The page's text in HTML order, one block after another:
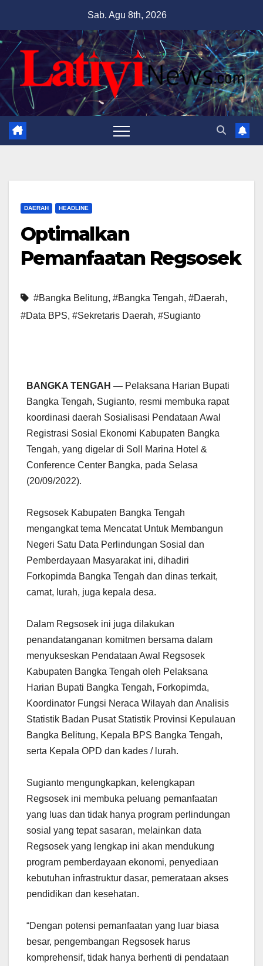
content
Sab. Agu 8th, 2026
DAERAH HEADLINE
Optimalkan
Pemanfaatan Regsosek
#Bangka Belitung, #Bangka Tengah, #Daerah,
#Data BPS, #Sekretaris Daerah, #Sugianto
BANGKA TENGAH — Pelaksana Harian Bupati
Bangka Tengah, Sugianto, resmi membuka rapat
koordinasi daerah Sosialisasi Pendataan Awal
Registrasi Sosial Ekonomi Kabupaten Bangka
Tengah, yang digelar di Soll Marina Hotel &
Conference Center Bangka, pada Selasa
(20/09/2022).
Regsosek Kabupaten Bangka Tengah
mengangkat tema Mencatat Untuk Membangun
Negeri Satu Data Perlindungan Sosial dan
Pemberdayaan Masyarakat ini, dihadiri
Forkopimda Bangka Tengah dan dinas terkait,
camat, lurah, juga kepala desa.
Dalam Regsosek ini juga dilakukan
penandatanganan komitmen bersama dalam
menyukseskan Pendataan Awal Regsosek
Kabupaten Bangka Tengah oleh Pelaksana
Harian Bupati Bangka Tengah, Forkopimda,
Koordinator Fungsi Neraca Wilayah dan Analisis
Statistik Badan Pusat Statistik Provinsi Kepulauan
Bangka Belitung, Kepala BPS Bangka Tengah,
serta Kepala OPD dan kades / lurah.
Sugianto mengungkapkan, kelengkapan
Regsosek ini membuka peluang pemanfaatan
yang luas dan tidak hanya program perlindungan
sosial yang tepat sasaran, melainkan data
Regsosek yang lengkap ini akan mendukung
program pemberdayaan ekonomi, penyediaan
kebutuhan infrastruktur dasar, pemerataan akses
pendidikan dan kesehatan.
“Dengan potensi pemanfaatan yang luar biasa
besar, pengembangan Regsosek harus
komprehensif, tidak hanya berhenti di pendataan